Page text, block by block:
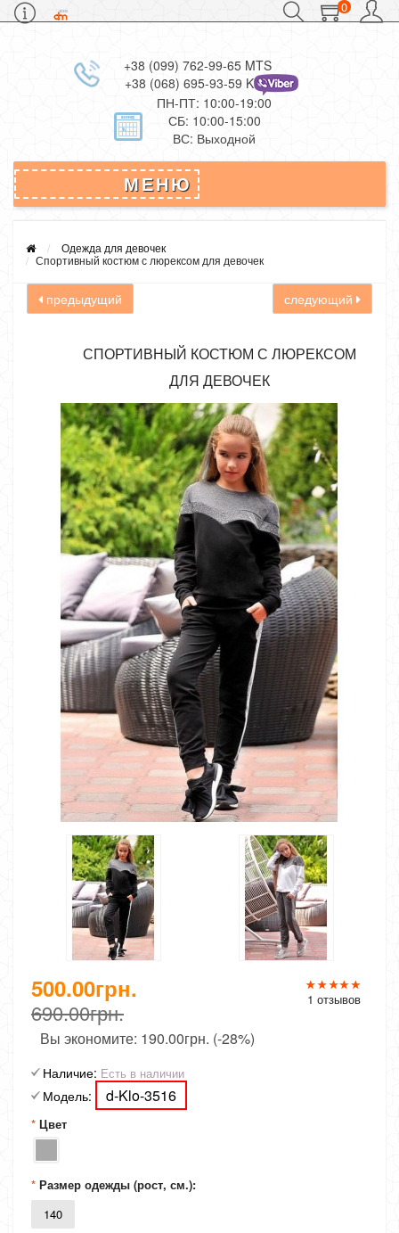
0
+38 (099) 762-99-65 MTS
+38 (068) 695-93-59 Kievstar
ПН-ПТ: 10:00-19:00
СБ: 10:00-15:00
ВС: Выходной
МЕНЮ
Одежда для девочек
Спортивный костюм с люрексом для девочек
предыдущий следующий
СПОРТИВНЫЙ КОСТЮМ С ЛЮРЕКСОМ
ДЛЯ ДЕВОЧЕК
1 отзывов
500.00грн.
690.00грн.
Вы экономите: 190.00грн. (-28%)
Наличие: Есть в наличии
Модель: d-Klo-3516
Цвет
Размер одежды (рост, см.):
140